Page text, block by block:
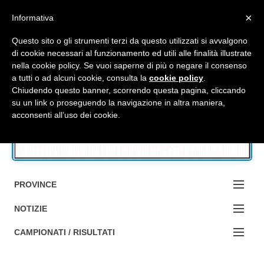
Accedi / Registrati
Contattaci
PROVINCE
EDIZIONE:
BOLOGNA
NOTIZIE
NOTIZIE:
CAMPIONATI / RISULTATI
×
Informativa
Questo sito o gli strumenti terzi da questo utilizzati si avvalgono
di cookie necessari al funzionamento ed utili alle finalità illustrate
nella cookie policy. Se vuoi saperne di più o negare il consenso
a tutti o ad alcuni cookie, consulta la cookie policy
Chiudendo questo banner, scorrendo questa pagina, cliccando
su un link o proseguendo la navigazione in altra maniera,
acconsenti all’uso dei cookie.